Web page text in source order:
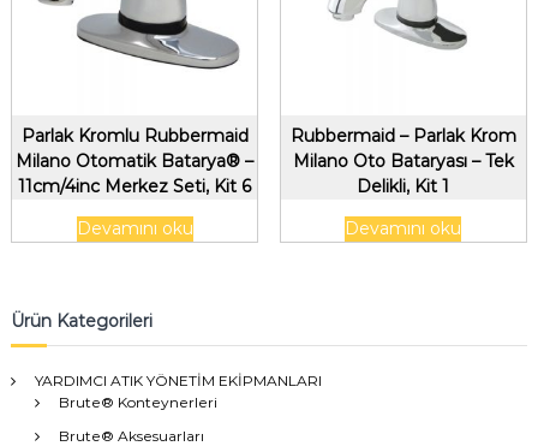
Parlak Kromlu Rubbermaid
Milano Otomatik Batarya® –
11cm/4inc Merkez Seti, Kit 6
Devamını oku
Rubbermaid – Parlak Krom
Milano Oto Bataryası – Tek
Delikli, Kit 1
Devamını oku
Ürün Kategorileri
YARDIMCI ATIK YÖNETİM EKİPMANLARI
Brute® Konteynerleri
Brute® Aksesuarları